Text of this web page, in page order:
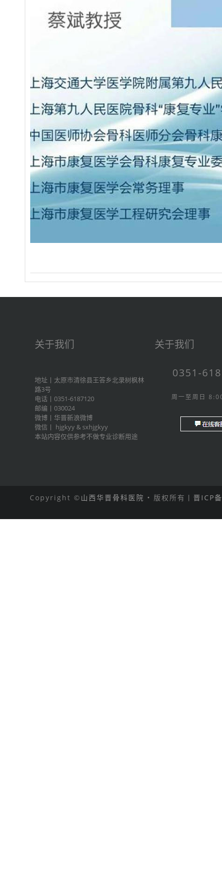
关于我们
地址丨太原市清徐县王答乡北录树枫林
路3号
电话丨0351-6187120
邮编丨030024
微博丨 华晋新浪微博
微信丨 hjgkyy & sxhjgkyy
本站内容仅供参考不做专业诊断用途
关于我们
0351-
周一至周日
Copyright © 山西华晋骨科医院 • 版权所有丨 晋ICP